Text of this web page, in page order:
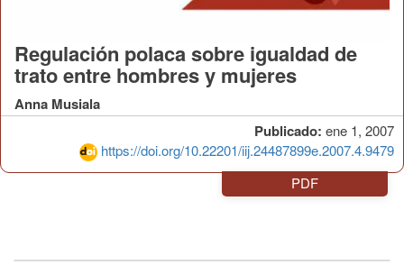
Publicado: ene 1, 2007
https://doi.org/10.22201/iij.24487899e.2007.4.9479
Regulación polaca sobre igualdad de
trato entre hombres y mujeres
Anna Musiala
PDF